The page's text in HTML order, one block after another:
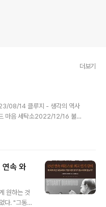
더보기
08/14 클루지 - 생각의 역사
마음 세탁소2022/12/16 불편
진명 역사소설 고구려2022/
리고 실현을 향한 여정2022/08/
12가지 법칙2022/08/06 NFT
연속 와
원하는 것
다. "그동안